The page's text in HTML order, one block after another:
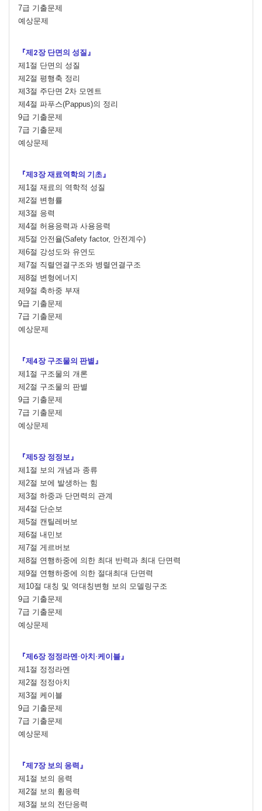
7급 기출문제
예상문제
『제2장 단면의 성질』
제1절 단면의 성질
제2절 평행축 정리
제3절 주단면 2차 모멘트
제4절 파푸스(Pappus)의 정리
9급 기출문제
7급 기출문제
예상문제
『제3장 재료역학의 기초』
제1절 재료의 역학적 성질
제2절 변형률
제3절 응력
제4절 허용응력과 사용응력
제5절 안전율(Safety factor, 안전계수)
제6절 강성도와 유연도
제7절 직렬연결구조와 병렬연결구조
제8절 변형에너지
제9절 축하중 부재
9급 기출문제
7급 기출문제
예상문제
『제4장 구조물의 판별』
제1절 구조물의 개론
제2절 구조물의 판별
9급 기출문제
7급 기출문제
예상문제
『제5장 정정보』
제1절 보의 개념과 종류
제2절 보에 발생하는 힘
제3절 하중과 단면력의 관계
제4절 단순보
제5절 캔틸레버보
제6절 내민보
제7절 게르버보
제8절 연행하중에 의한 최대 반력과 최대 단면력
제9절 연행하중에 의한 절대최대 단면력
제10절 대칭 및 역대칭변형 보의 모델링구조
9급 기출문제
7급 기출문제
예상문제
『제6장 정정라멘·아치·케이블』
제1절 정정라멘
제2절 정정아치
제3절 케이블
9급 기출문제
7급 기출문제
예상문제
『제7장 보의 응력』
제1절 보의 응력
제2절 보의 휨응력
제3절 보의 전단응력